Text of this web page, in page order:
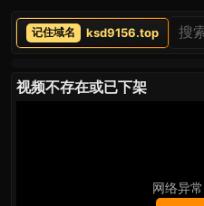
ksd9156.top
视频不存在或已下架
网络异